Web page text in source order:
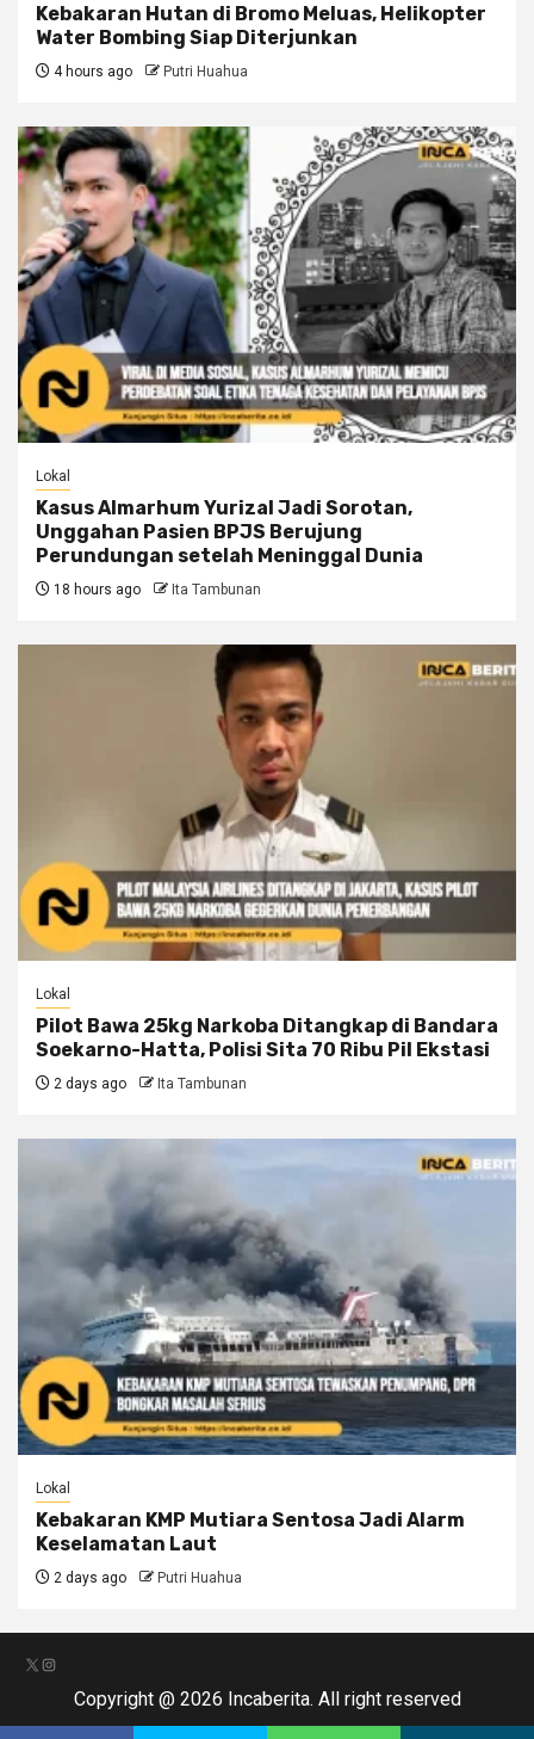
Kebakaran Hutan di Bromo Meluas, Helikopter
Water Bombing Siap Diterjunkan
4 hours ago Putri Huahua
Lokal
Kasus Almarhum Yurizal Jadi Sorotan,
Unggahan Pasien BPJS Berujung
Perundungan setelah Meninggal Dunia
18 hours ago Ita Tambunan
Lokal
Pilot Bawa 25kg Narkoba Ditangkap di Bandara
Soekarno-Hatta, Polisi Sita 70 Ribu Pil Ekstasi
2 days ago Ita Tambunan
Lokal
Kebakaran KMP Mutiara Sentosa Jadi Alarm
Keselamatan Laut
2 days ago Putri Huahua
X Instagram
Copyright @ 2026 Incaberita. All right reserved